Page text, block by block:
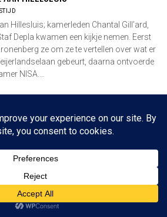
Hillesluis; kamerleden Chantal Gill’ard,
Depla kwamen een kijkje nemen. Eerst
ze om ze te vertellen over wat er
gebeurt, daarna ontvoerde
NISA.…
| Foto's Robbert Baruch tenzij anders vermeld
CONTACT
BOVEN